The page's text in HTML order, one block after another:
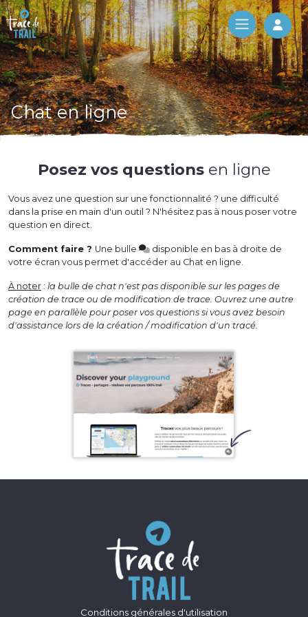
Log
Chat en ligne
Posez vos questionsen ligne
Vous avez une question sur une fonctionnalité ? une difficulté
dans la prise en main d'un outil ? N'hésitez pas à nous poser votre
question en direct.
Comment faire ? Une bulle
disponible en bas à droite de
votre écran vous permet d'accéder au Chat en ligne.
À noter : la bulle de chat n'est pas disponible sur les pages de
création de trace ou de modification de trace. Ouvrez une autre
page en parallèle pour poser vos questions si vous avez besoin
d'assistance lors de la création / modification d'un tracé.
Conditions générales d'utilisation